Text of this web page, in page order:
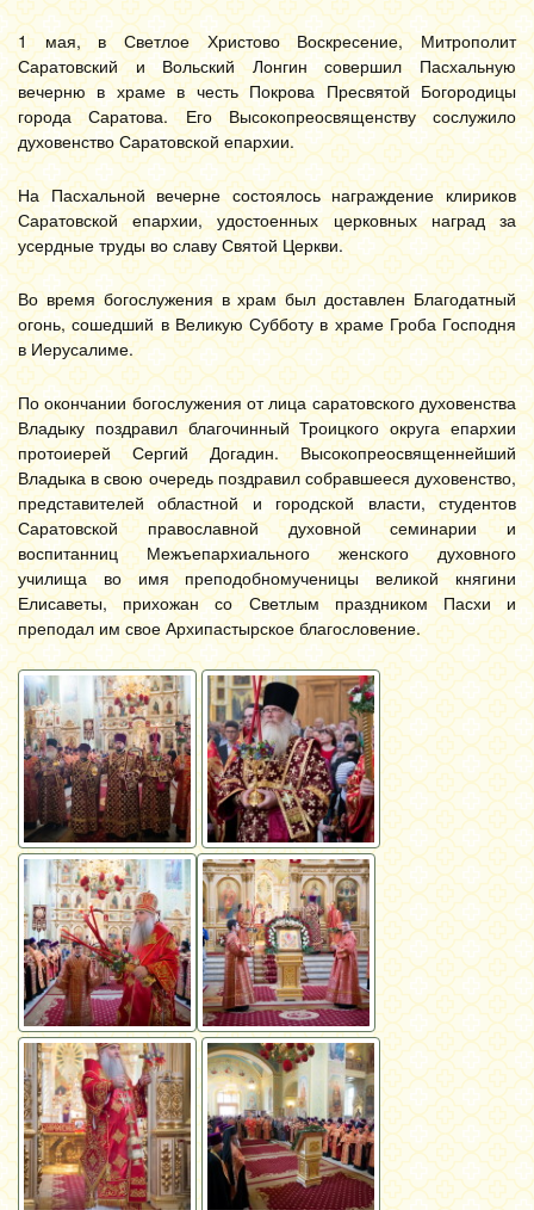
1 мая, в Светлое Христово Воскресение, Митрополит
Саратовский и Вольский Лонгин совершил Пасхальную
вечерню в храме в честь Покрова Пресвятой Богородицы
города Саратова. Его Высокопреосвященству сослужило
духовенство Саратовской епархии.
На Пасхальной вечерне состоялось награждение клириков
Саратовской епархии, удостоенных церковных наград за
усердные труды во славу Святой Церкви.
Во время богослужения в храм был доставлен Благодатный
огонь, сошедший в Великую Субботу в храме Гроба Господня
в Иерусалиме.
По окончании богослужения от лица саратовского духовенства
Владыку поздравил благочинный Троицкого округа епархии
протоиерей Сергий Догадин. Высокопреосвященнейший
Владыка в свою очередь поздравил собравшееся духовенство,
представителей областной и городской власти, студентов
Саратовской православной духовной семинарии и
воспитанниц Межъепархиального женского духовного
училища во имя преподобномученицы великой княгини
Елисаветы, прихожан со Светлым праздником Пасхи и
преподал им свое Архипастырское благословение.